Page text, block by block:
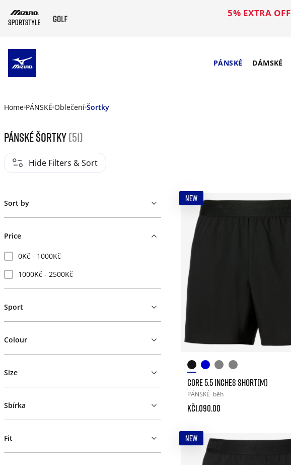
5% EXTRA OFF
PÁNSKÉ DÁMSKÉ
Home PÁNSKÉ Oblečení Šortky
Pánské šortky(51)
Hide Filters & Sort
Sort by
Price
0Kč - 1000Kč
1000Kč - 2500Kč
Sport
Colour
Size
Sbírka
Fit
NEW
CORE 5.5 INCHES SHORT(M)
PÁNSKÉ běh
Kč1.090.00
NEW